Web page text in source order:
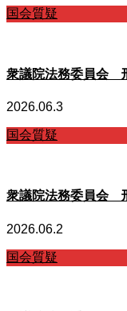
国会質疑
衆議院法務委員会
2026.06.3
国会質疑
衆議院法務委員会
2026.06.2
国会質疑